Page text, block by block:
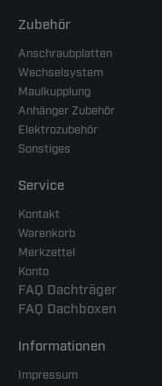
Zubehör
Anschraubplatten
Wechselsystem
Maulkupplung
Anhänger Zubehör
Elektrozubehör
Sonstiges
Service
Kontakt
Warenkorb
Merkzettel
Konto
FAQ Dachträger
FAQ Dachboxen
Informationen
Impressum